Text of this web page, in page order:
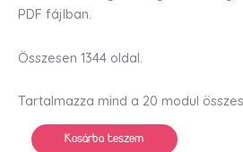
PDF fájlban.
Összesen 1344 oldal.
Tartalmazza mind a 20 modul
Kosárba teszem